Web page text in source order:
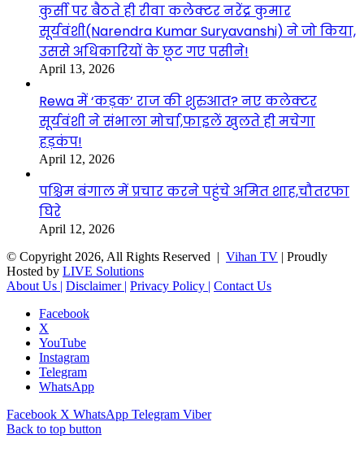
कुर्सी पर बैठते ही रीवा कलेक्टर नरेंद्र कुमार
सूर्यवंशी(Narendra Kumar Suryavanshi) ने जो किया,
उससे अधिकारियों के छूट गए पसीने!
April 13, 2026
Rewa में ‘कड़क’ राज की शुरुआत? नए कलेक्टर
सूर्यवंशी ने संभाला मोर्चा,फाइलें खुलते ही मचेगा
हड़कंप!
April 12, 2026
पश्चिम बंगाल में प्रचार करने पहुंचे अमित शाह,चौतरफा
घिरे
April 12, 2026
© Copyright 2026, All Rights Reserved | Vihan TV | Proudly
Hosted by LIVE Solutions
About Us | Disclaimer | Privacy Policy | Contact Us
Facebook
X
YouTube
Instagram
Telegram
WhatsApp
Facebook X WhatsApp Telegram Viber
Back to top button